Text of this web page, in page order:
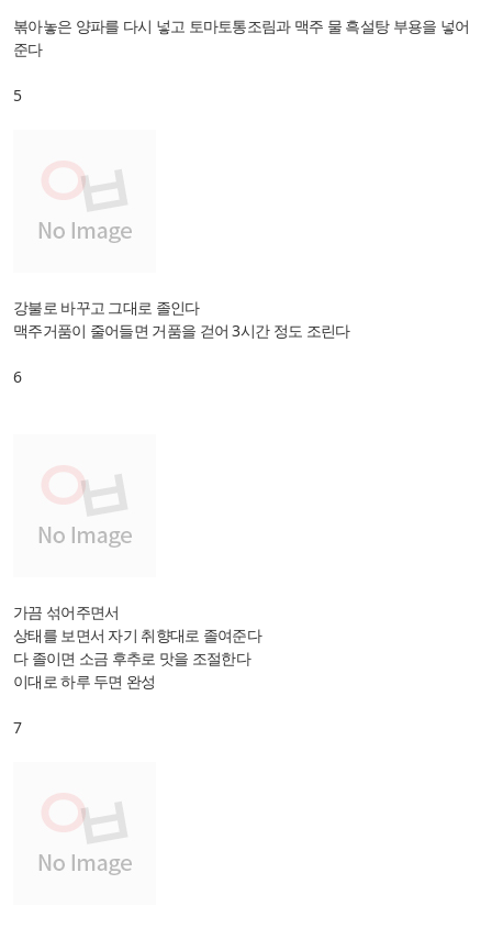
볶아놓은 양파를 다시 넣고 토마토통조림과 맥주 물 흑설탕 부용을 넣어
준다
5
강불로 바꾸고 그대로 졸인다
맥주거품이 줄어들면 거품을 걷어 3시간 정도 조린다
6
가끔 섞어주면서
상태를 보면서 자기 취향대로 졸여준다
다 졸이면 소금 후추로 맛을 조절한다
이대로 하루 두면 완성
7